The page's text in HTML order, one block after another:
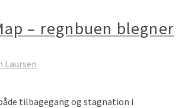
– regnbuen blegner
Laursen
tilbagegang og stagnation i